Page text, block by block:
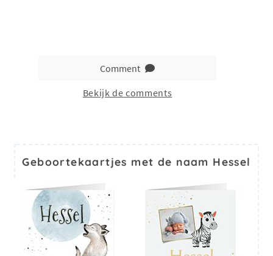
Comment
Bekijk de comments
Geboortekaartjes met de naam Hessel